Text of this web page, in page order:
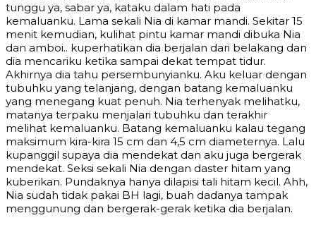
tunggu ya, sabar ya, kataku dalam hati pada
kemaluanku. Lama sekali Nia di kamar mandi. Sekitar 15
menit kemudian, kulihat pintu kamar mandi dibuka Nia
dan amboi.. kuperhatikan dia berjalan dari belakang dan
dia mencariku ketika sampai dekat tempat tidur.
Akhirnya dia tahu persembunyianku. Aku keluar dengan
tubuhku yang telanjang, dengan batang kemaluanku
yang menegang kuat penuh. Nia terhenyak melihatku,
matanya terpaku menjalari tubuhku dan terakhir
melihat kemaluanku. Batang kemaluanku kalau tegang
maksimum kira-kira 15 cm dan 4,5 cm diameternya. Lalu
kupanggil supaya dia mendekat dan aku juga bergerak
mendekat. Seksi sekali Nia dengan daster hitam yang
kuberikan. Pundaknya hanya dilapisi tali hitam kecil. Ahh,
Nia sudah tidak pakai BH lagi, buah dadanya tampak
menggunung dan bergerak-gerak ketika dia berjalan.